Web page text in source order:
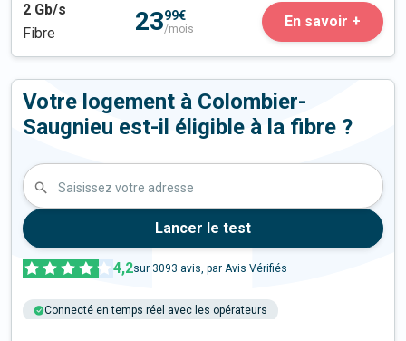
2 Gb/s
Fibre
2399€
/mois En savoir +
Votre logement à Colombier-
Saugnieu est-il éligible à la fibre ?
Saisissez votre adresse
Lancer le test
4,2sur 3093 avis, par Avis Vérifiés
Connecté en temps réel avec les opérateurs